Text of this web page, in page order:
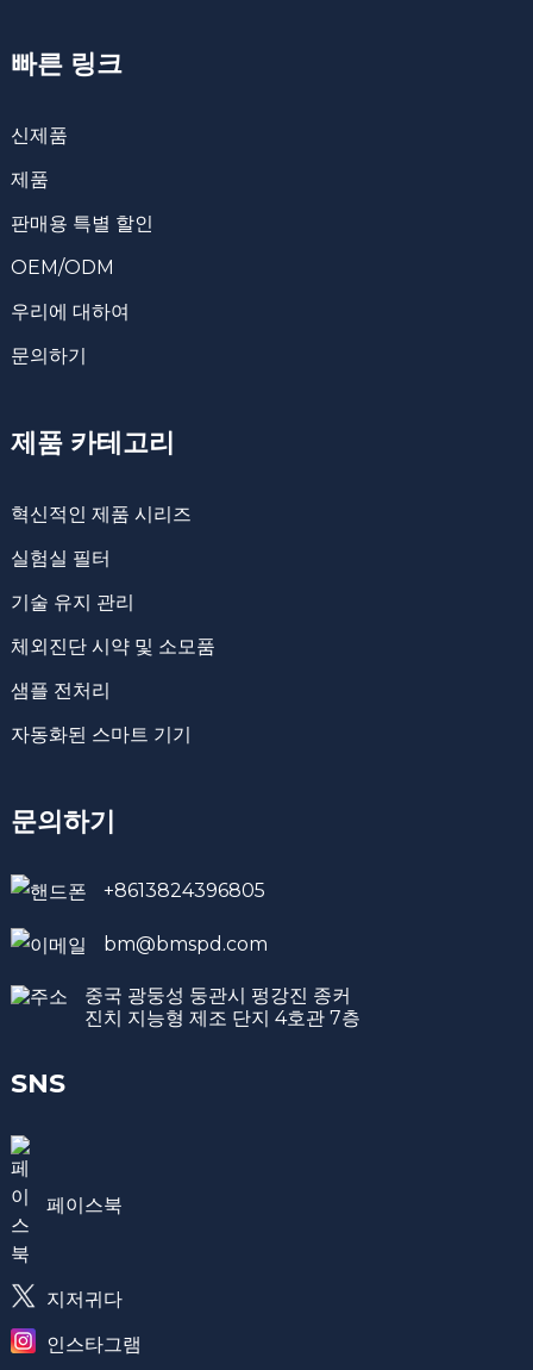
빠른 링크
신제품
제품
판매용 특별 할인
OEM/ODM
우리에 대하여
문의하기
제품 카테고리
혁신적인 제품 시리즈
실험실 필터
기술 유지 관리
체외진단 시약 및 소모품
샘플 전처리
자동화된 스마트 기기
문의하기
+8613824396805
bm@bmspd.com
중국 광둥성 둥관시 펑강진 종커
진치 지능형 제조 단지 4호관 7층
SNS
페이스북
지저귀다
인스타그램